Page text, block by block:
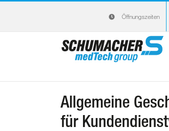
springen
Öffnungszeiten
Allgemeine
für